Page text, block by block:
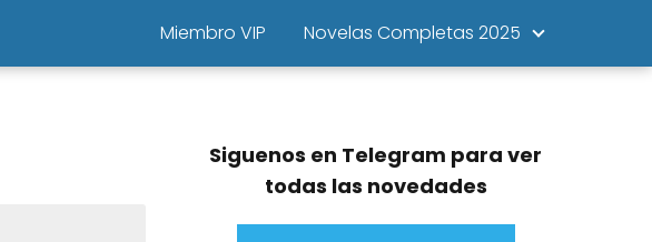
Miembro VIP Novelas Completas 2025
Siguenos en Telegram para ver
todas las novedades